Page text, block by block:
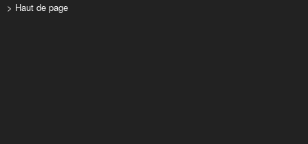
> Haut de page